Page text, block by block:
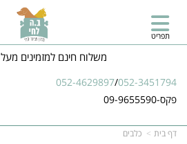
משלוח חינם למזמינים מעל 100ש"ח!
052-4629897/052-3451794
פקס-09-9655590
תפריט
דף בית כלבים